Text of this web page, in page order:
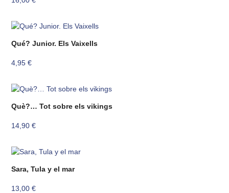
Qué? Junior. Els Vaixells
4,95€
Què?… Tot sobre els vikings
14,90€
Sara, Tula y el mar
13,00€